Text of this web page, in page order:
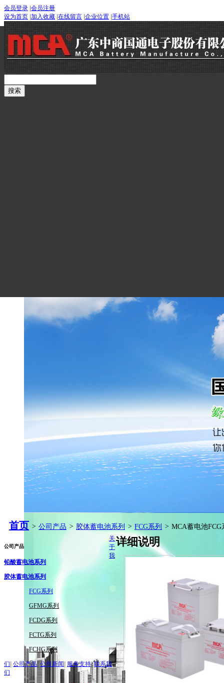
会员登录 会员注册
设为首页 加入收藏 在线留言 企业位置 手机站
首页 > 公司产品 > 胶体蓄电池系列 > FCG系列 > MCA蓄电池FCG
公司产品
铅酸蓄电池系列
胶体蓄电池系列
FCG系列
GFMG系列
FCDG系列
FCTG系列
FCHG系列
详细说明
关
于
我
们 公司产品| 公司新闻 服务支持| 联系我
们